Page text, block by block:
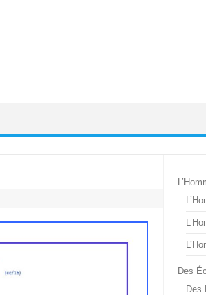
Des
Des